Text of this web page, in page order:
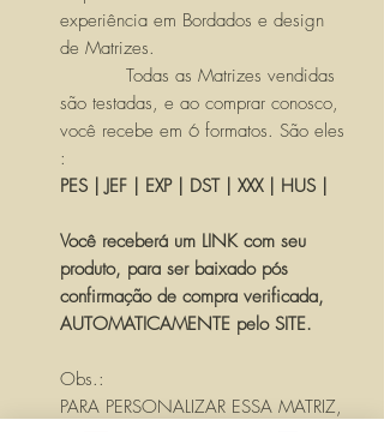
experiência em Bordados e design
de Matrizes.
Todas as Matrizes vendidas
são testadas, e ao comprar conosco,
você recebe em 6 formatos. São eles
:
PES | JEF | EXP | DST | XXX | HUS |
Você receberá um LINK com seu
produto, para ser baixado pós
confirmação de compra verificada,
AUTOMATICAMENTE pelo SITE.
Obs.:
PARA PERSONALIZAR ESSA MATRIZ,